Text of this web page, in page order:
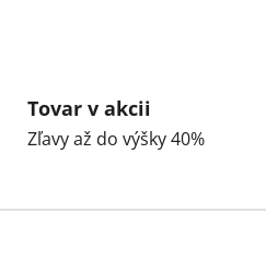
Tovar v akcii
Zľavy až do výšky 40%